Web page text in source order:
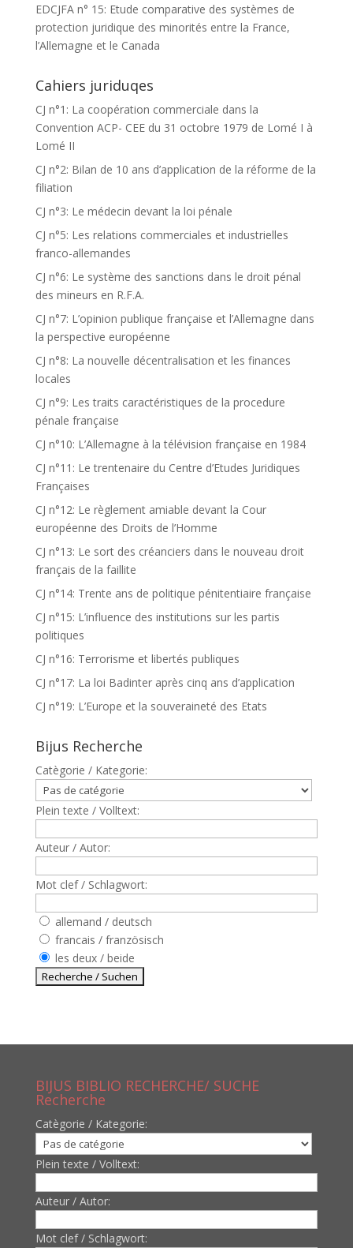
EDCJFA n° 15: Etude comparative des systèmes de
protection juridique des minorités entre la France,
l’Allemagne et le Canada
Cahiers juriduqes
CJ n°1: La coopération commerciale dans la
Convention ACP- CEE du 31 octobre 1979 de Lomé I à
Lomé II
CJ n°2: Bilan de 10 ans d’application de la réforme de la
filiation
CJ n°3: Le médecin devant la loi pénale
CJ n°5: Les relations commerciales et industrielles
franco-allemandes
CJ n°6: Le système des sanctions dans le droit pénal
des mineurs en R.F.A.
CJ n°7: L’opinion publique française et l’Allemagne dans
la perspective européenne
CJ n°8: La nouvelle décentralisation et les finances
locales
CJ n°9: Les traits caractéristiques de la procedure
pénale française
CJ n°10: L’Allemagne à la télévision française en 1984
CJ n°11: Le trentenaire du Centre d’Etudes Juridiques
Françaises
CJ n°12: Le règlement amiable devant la Cour
européenne des Droits de l’Homme
CJ n°13: Le sort des créanciers dans le nouveau droit
français de la faillite
CJ n°14: Trente ans de politique pénitentiaire française
CJ n°15: L’influence des institutions sur les partis
politiques
CJ n°16: Terrorisme et libertés publiques
CJ n°17: La loi Badinter après cinq ans d’application
CJ n°19: L’Europe et la souveraineté des Etats
Bijus Recherche
Catègorie / Kategorie:
Plein texte / Volltext:
Auteur / Autor:
Mot clef / Schlagwort:
allemand / deutsch
francais / französisch
les deux / beide
BIJUS BIBLIO RECHERCHE/ SUCHE
Recherche
Catègorie / Kategorie:
Plein texte / Volltext:
Auteur / Autor:
Mot clef / Schlagwort: